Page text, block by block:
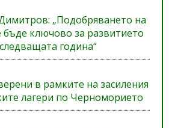
„Подобряването на
ключово за развитието
година“
в рамките на засиления
лагери по Черноморието